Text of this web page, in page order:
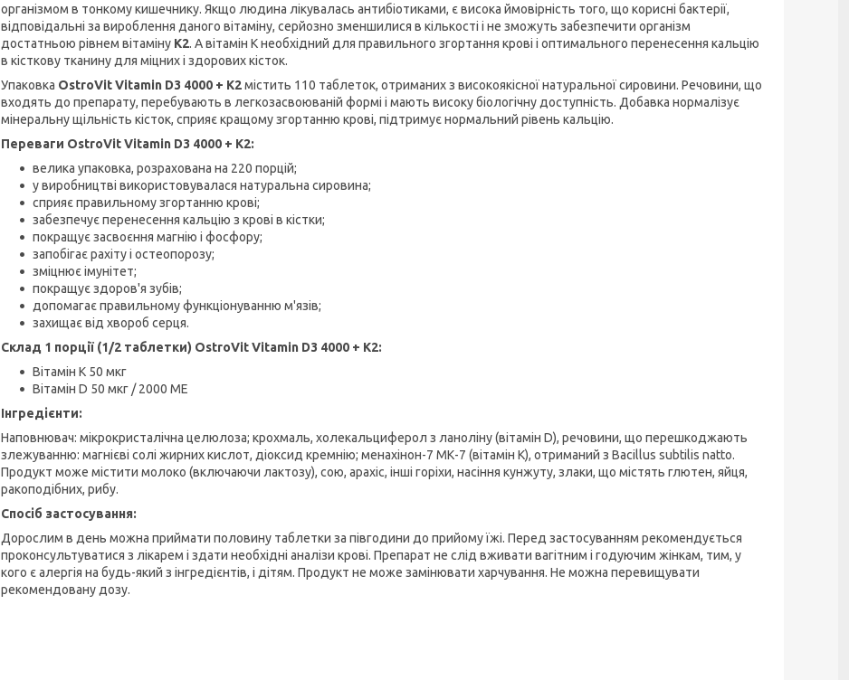
організмом в тонкому кишечнику. Якщо людина лікувалась антибіотиками, є висока ймовірність того, що корисні бактерії,
відповідальні за вироблення даного вітаміну, серйозно зменшилися в кількості і не зможуть забезпечити організм
достатньою рівнем вітаміну К2. А вітамін К необхідний для правильного згортання крові і оптимального перенесення кальцію
в кісткову тканину для міцних і здорових кісток.
Упаковка OstroVit Vitamin D3 4000 + K2містить 110 таблеток, отриманих з високоякісної натуральної сировини. Речовини, що
входять до препарату, перебувають в легкозасвоюваній формі і мають високу біологічну доступність. Добавка нормалізує
мінеральну щільність кісток, сприяє кращому згортанню крові, підтримує нормальний рівень кальцію.
Переваги OstroVit Vitamin D3 4000 + K2:
велика упаковка, розрахована на 220 порцій;
у виробництві використовувалася натуральна сировина;
сприяє правильному згортанню крові;
забезпечує перенесення кальцію з крові в кістки;
покращує засвоєння магнію і фосфору;
запобігає рахіту і остеопорозу;
зміцнює імунітет;
покращує здоров'я зубів;
допомагає правильному функціонуванню м'язів;
захищає від хвороб серця.
Склад 1 порції (1/2 таблетки) OstroVit Vitamin D3 4000 + K2:
Вітамін К 50 мкг
Вітамін D 50 мкг / 2000 МЕ
Інгредієнти:
Наповнювач: мікрокристалічна целюлоза; крохмаль, холекальциферол з ланоліну (вітамін D), речовини, що перешкоджають
злежуванню: магнієві солі жирних кислот, діоксид кремнію; менахінон-7 МК-7 (вітамін К), отриманий з Bacillus subtilis natto.
Продукт може містити молоко (включаючи лактозу), сою, арахіс, інші горіхи, насіння кунжуту, злаки, що містять глютен, яйця,
ракоподібних, рибу.
Спосіб застосування:
Дорослим в день можна приймати половину таблетки за півгодини до прийому їжі. Перед застосуванням рекомендується
проконсультуватися з лікарем і здати необхідні аналізи крові. Препарат не слід вживати вагітним і годуючим жінкам, тим, у
кого є алергія на будь-який з інгредієнтів, і дітям. Продукт не може замінювати харчування. Не можна перевищувати
рекомендовану дозу.